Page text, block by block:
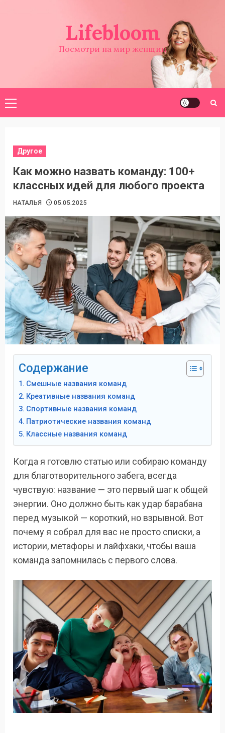
Lifebloom
Посмотри на мир женщин
Основное
меню
Другое
Как можно назвать команду: 100+
классных идей для любого проекта
НАТАЛЬЯ 05.05.2025
Содержание
Смешные названия команд
Креативные названия команд
Спортивные названия команд
Патриотические названия команд
Классные названия команд
Когда я готовлю статью или собираю команду
для благотворительного забега, всегда
чувствую: название — это первый шаг к общей
энергии. Оно должно быть как удар барабана
перед музыкой — короткий, но взрывной. Вот
почему я собрал для вас не просто списки, а
истории, метафоры и лайфхаки, чтобы ваша
команда запомнилась с первого слова.